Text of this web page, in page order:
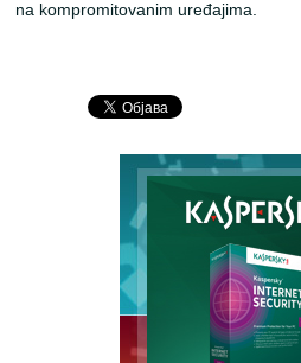
na kompromitovanim uređajima.